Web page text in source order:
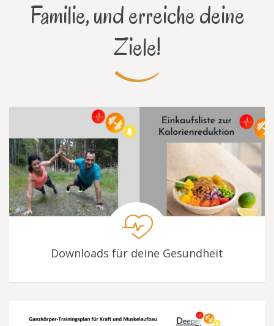
Familie, und erreiche deine
Ziele!
Downloads für deine Gesundheit